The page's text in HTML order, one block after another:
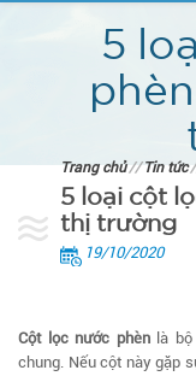
5
Trang chủ//Tin tức
5 loại cột
thị trường
19/10/2020
Cột lọc nước phènlà bộ
chung. Nếu cột này gặp